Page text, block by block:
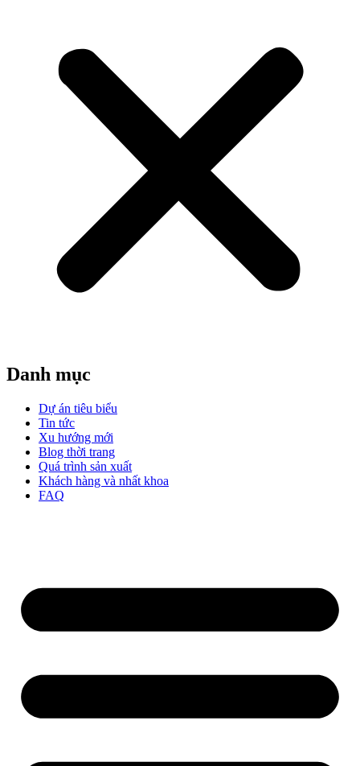
Danh mục
Dự án tiêu biểu
Tin tức
Xu hướng mới
Blog thời trang
Quá trình sản xuất
Khách hàng và nhất khoa
FAQ